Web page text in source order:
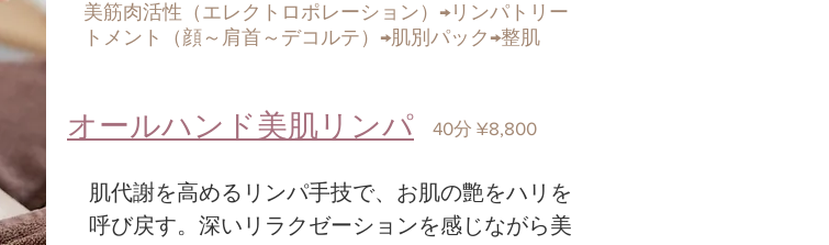
美筋肉活性（エレクトロポレーション）→リンパトリー
トメント（顔～肩首～デコルテ）→肌別パック→整肌
オールハンド美肌リンパ ​40分 ¥8,800
肌代謝を高めるリンパ手技で、お肌の艶をハリを
呼び戻す。深いリラクゼーションを感じながら美